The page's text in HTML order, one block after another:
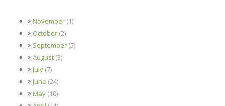
November (1)
October (2)
September (5)
August (3)
July (7)
June (24)
May (10)